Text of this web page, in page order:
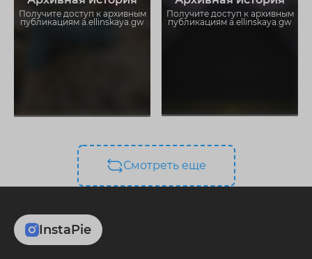
Получите доступ к архивным
публикациям a.ellinskaya.gw
ограничений
Получите доступ к архивным
публикациям a.ellinskaya.gw
ограничений
Смотреть еще
InstaPie